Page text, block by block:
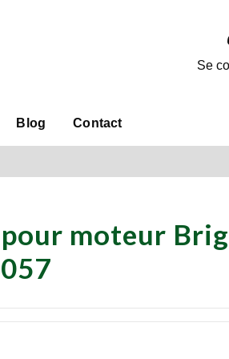
Se
Blog Contact
moteur